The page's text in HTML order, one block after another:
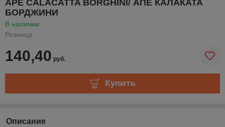
APE CALACATTA BORGHINI/ АПЕ КАЛАКАТА
БОРДЖИНИ
В наличии
Розница
140,40 руб.
Купить
Описание